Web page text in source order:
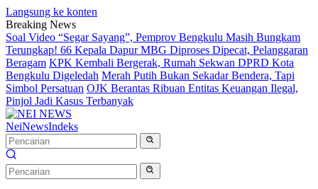
Langsung ke konten
Breaking News
Soal Video “Segar Sayang”, Pemprov Bengkulu Masih Bungkam
Terungkap! 66 Kepala Dapur MBG Diproses Dipecat, Pelanggaran
Beragam KPK Kembali Bergerak, Rumah Sekwan DPRD Kota
Bengkulu Digeledah Merah Putih Bukan Sekadar Bendera, Tapi
Simbol Persatuan OJK Berantas Ribuan Entitas Keuangan Ilegal,
Pinjol Jadi Kasus Terbanyak
NeiNewsIndeks